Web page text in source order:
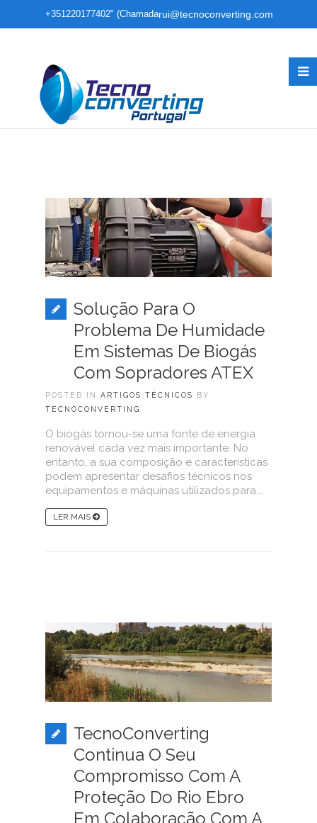
+351220177402" (Chamadarui@tecnoconverting.com
Solução Para O
Problema De Humidade
Em Sistemas De Biogás
Com Sopradores ATEX
POSTED IN ARTIGOS TÉCNICOS
BY
TECNOCONVERTING
O biogás tornou-se uma fonte de energia
renovável cada vez mais importante. No
entanto, a sua composição e características
podem apresentar desafios técnicos nos
equipamentos e máquinas utilizados para...
LER MAIS
TecnoConverting
Continua O Seu
Compromisso Com A
Proteção Do Rio Ebro
Em Colaboração Com A